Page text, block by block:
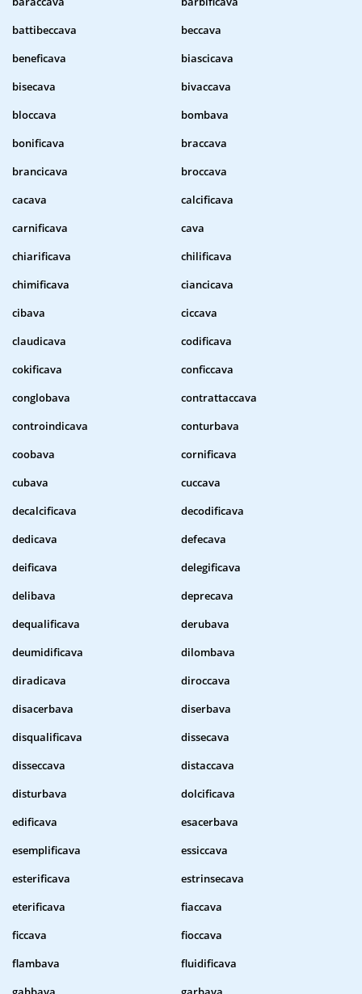
battibeccava
beccava
beneficava
biascicava
bisecava
bivaccava
bloccava
bombava
bonificava
braccava
brancicava
broccava
cacava
calcificava
carnificava
cava
chiarificava
chilificava
chimificava
ciancicava
cibava
ciccava
claudicava
codificava
cokificava
conficcava
conglobava
contrattaccava
controindicava
conturbava
coobava
cornificava
cubava
cuccava
decalcificava
decodificava
dedicava
defecava
deificava
delegificava
delibava
deprecava
dequalificava
derubava
deumidificava
dilombava
diradicava
diroccava
disacerbava
diserbava
disqualificava
dissecava
disseccava
distaccava
disturbava
dolcificava
edificava
esacerbava
esemplificava
essiccava
esterificava
estrinsecava
eterificava
fiaccava
ficcava
fioccava
flambava
fluidificava